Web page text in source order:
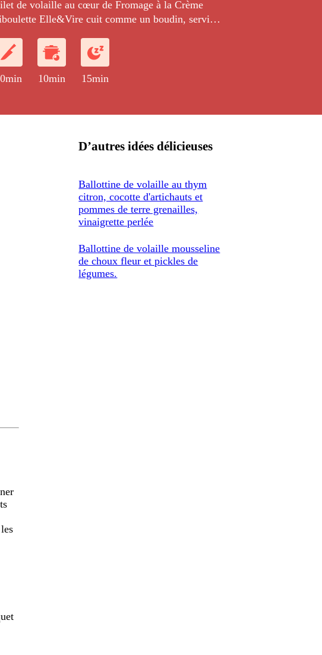
de volaille au cœur de Fromage à la Crème
Elle&Vire cuit comme un boudin, servi
noix et vinaigre balsamique.
10min 15min
D’autres idées délicieuses
Ballottine de volaille au thym
citron, cocotte d'artichauts et
pommes de terre grenailles,
vinaigrette perlée
Ballottine de volaille mousseline
de choux fleur et pickles de
légumes.